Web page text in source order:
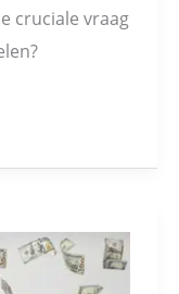
cruciale vraag